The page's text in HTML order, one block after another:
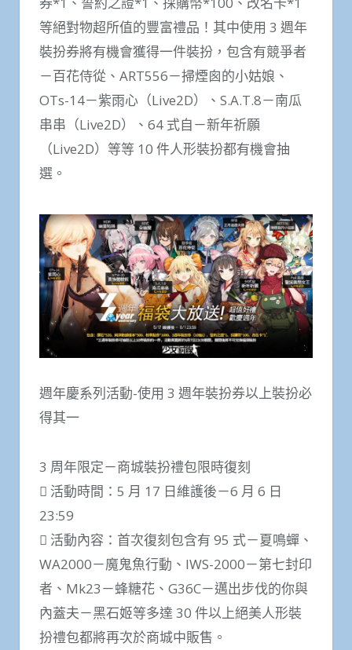
等絕對物超所值的豐富禮品！其中使用 3 週年
裝扮券將有機會獲得一件裝扮，包含有競爭者
－百花侍從、ART556－掃煙囪的小姑娘、
OTs-14－紫雨心（Live2D）、S.A.T.8－南瓜
串串（Live2D）、64 式自－新年祈願
（Live2D）等等 10 件人形裝扮都有機會抽
選。
週年慶系列活動-使用 3 週年裝扮券以上裝扮必
得其一
3 周年限定－商城裝扮禮包限時復刻
 活動時間：5 月 17 日維護後－6 月 6 日
23:59
 活動內容：首次復刻包含有 95 式－夏鳴蟬、
WA2000－魔鬼魚行動、IWS-2000－第七封印
者、Mk23－蜂糖花、G36C－邁出步伐的你與
內蓋夫－黑石姬等多達 30 件以上絕美人形裝
扮禮包都將再次於商城中販售。